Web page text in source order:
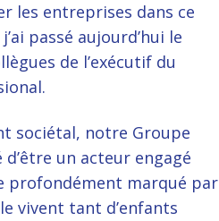
les entreprises dans ce
passé aujourd’hui le
de l’exécutif du
sociétal, notre Groupe
un acteur engagé
profondément marqué par
vivent tant d’enfants